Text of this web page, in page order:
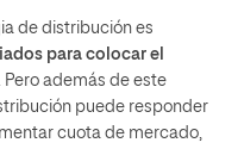
de distribución es
para colocar el
. Pero además de este
puede responder
cuota de mercado,